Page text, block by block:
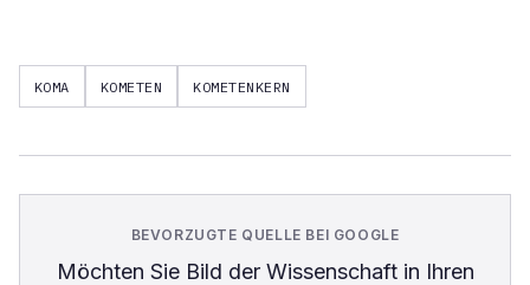
KOMA KOMETEN KOMETENKERN
BEVORZUGTE QUELLE BEI GOOGLE
Möchten Sie Bild der Wissenschaftin Ihren